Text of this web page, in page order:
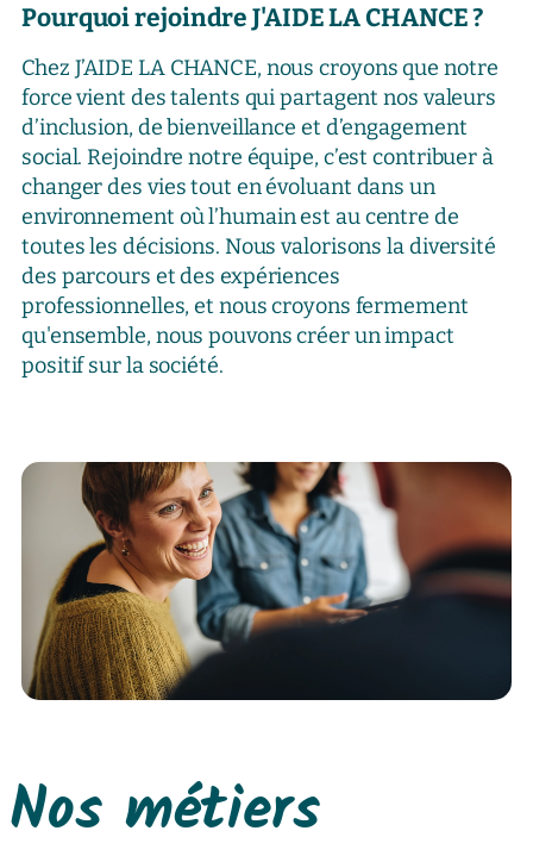
Pourquoi rejoindre J'AIDE LA CHANCE ?
Chez J’AIDE LA CHANCE, nous croyons que notre
force vient des talents qui partagent nos valeurs
d’inclusion, de bienveillance et d’engagement
social. Rejoindre notre équipe, c’est contribuer à
changer des vies tout en évoluant dans un
environnement où l’humain est au centre de
toutes les décisions. Nous valorisons la diversité
des parcours et des expériences
professionnelles, et nous croyons fermement
qu'ensemble, nous pouvons créer un impact
positif sur la société.
Nos métiers